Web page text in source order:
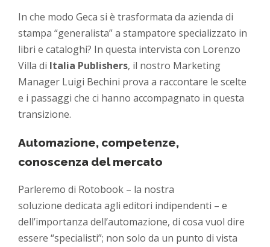
In che modo Geca si è trasformata da azienda di
stampa “generalista” a stampatore specializzato in
libri e cataloghi? In questa intervista con Lorenzo
Villa di Italia Publishers, il nostro Marketing
Manager Luigi Bechini prova a raccontare le scelte
e i passaggi che ci hanno accompagnato in questa
transizione.
Automazione, competenze,
conoscenza del mercato
Parleremo di Rotobook – la nostra
soluzione dedicata agli editori indipendenti – e
dell’importanza dell’automazione, di cosa vuol dire
essere “specialisti”; non solo da un punto di vista